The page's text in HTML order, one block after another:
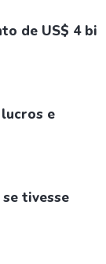
de US$ 4 bi
e
tivesse